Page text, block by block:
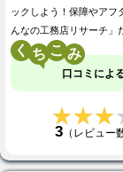
ックしよう！保障やアフ
んなの工務店リサーチ」
く こ
口コミによ
3（レビュー